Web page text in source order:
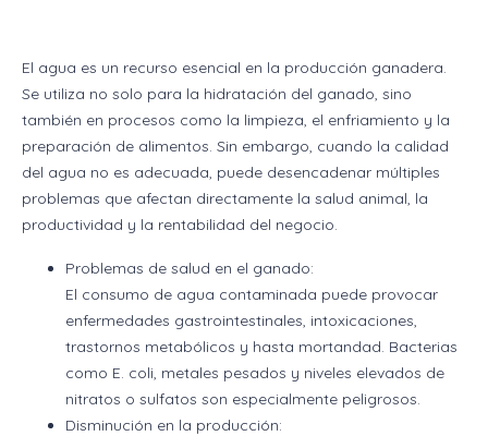
El agua es un recurso esencial en la producción ganadera.
Se utiliza no solo para la hidratación del ganado, sino
también en procesos como la limpieza, el enfriamiento y la
preparación de alimentos. Sin embargo, cuando la calidad
del agua no es adecuada, puede desencadenar múltiples
problemas que afectan directamente la salud animal, la
productividad y la rentabilidad del negocio.
Problemas de salud en el ganado:
El consumo de agua contaminada puede provocar
enfermedades gastrointestinales, intoxicaciones,
trastornos metabólicos y hasta mortandad. Bacterias
como E. coli, metales pesados y niveles elevados de
nitratos o sulfatos son especialmente peligrosos.
Disminución en la producción: